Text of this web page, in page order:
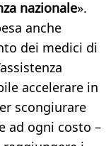
nazionale».
anche
dei medici di
accelerare in
scongiurare
ad ogni costo –